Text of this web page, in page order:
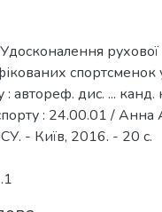
рухової
спортсменок
: автореф. дис. ... канд.
: 24.00.01 / Анна
- Київ, 2016. - 20 с.